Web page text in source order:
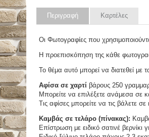
Περιγραφή Καρτέλες
Οι Φωτογραφίες που
Η προεπισκόπηση της κάθε
Το θέμα αυτό μπορεί να διατεθεί με
Αφίσα σε χαρτί βάρους 250
Μπορείτε να επιλέξετε ανάμεσα σε
Τις αφίσες μπορείτε να τις βάλετε
Καμβάς σε τελάρο (πίνακας):
Επίστρωση με ειδικό σατινέ